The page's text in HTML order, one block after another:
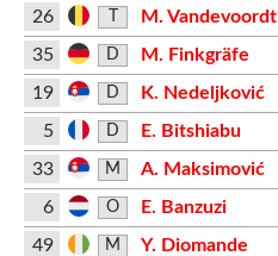
26
M. Vandevoordt
35
D
M. Finkgräfe
19
D
K. Nedeljković
5
D E. Bitshiabu
33 M
A. Maksimović
6
O E. Banzuzi
49 M Y. Diomande